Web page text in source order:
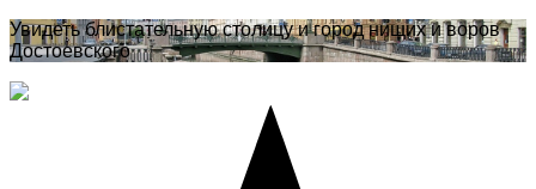
Увидеть блистательную столицу и город нищих и воров
Достоевского